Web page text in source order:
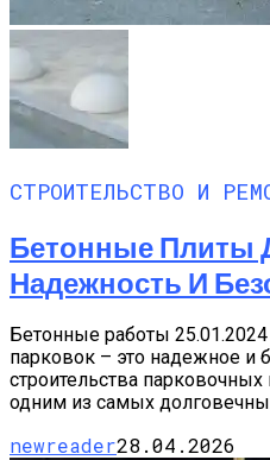
СТРОИТЕЛЬСТВО И
Бетонные Плиты
Надежность И
Бетонные работы
парковок – это надежное и
строительства
одним из самых
newreader28.04.2026